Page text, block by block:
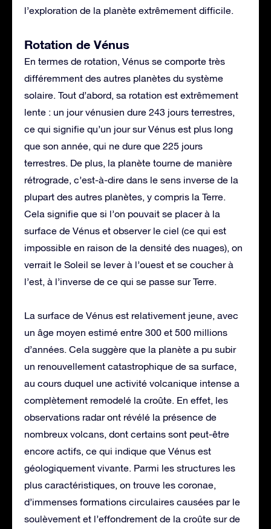
l’exploration de la planète extrêmement difficile.
Rotation de Vénus
En termes de rotation, Vénus se comporte très
différemment des autres planètes du système
solaire. Tout d’abord, sa rotation est extrêmement
lente : un jour vénusien dure 243 jours terrestres,
ce qui signifie qu’un jour sur Vénus est plus long
que son année, qui ne dure que 225 jours
terrestres. De plus, la planète tourne de manière
rétrograde, c’est-à-dire dans le sens inverse de la
plupart des autres planètes, y compris la Terre.
Cela signifie que si l’on pouvait se placer à la
surface de Vénus et observer le ciel (ce qui est
impossible en raison de la densité des nuages), on
verrait le Soleil se lever à l’ouest et se coucher à
l’est, à l’inverse de ce qui se passe sur Terre.
La surface de Vénus est relativement jeune, avec
un âge moyen estimé entre 300 et 500 millions
d’années. Cela suggère que la planète a pu subir
un renouvellement catastrophique de sa surface,
au cours duquel une activité volcanique intense a
complètement remodelé la croûte. En effet, les
observations radar ont révélé la présence de
nombreux volcans, dont certains sont peut-être
encore actifs, ce qui indique que Vénus est
géologiquement vivante. Parmi les structures les
plus caractéristiques, on trouve les coronae,
d’immenses formations circulaires causées par le
soulèvement et l’effondrement de la croûte sur de